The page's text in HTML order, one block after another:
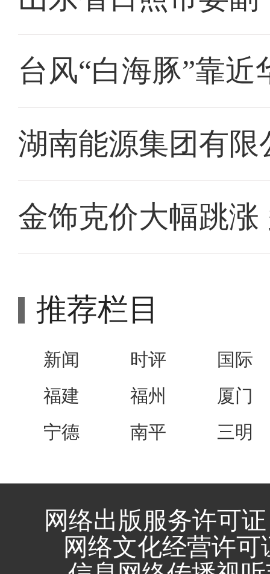
台风“白海豚”靠近
湖南能源集团有
金饰克价大幅跳
推荐栏目
新闻 时评
国际
福建
福州
厦门
宁德
南平 三明
网络出版服务许可
网络文化经营许可